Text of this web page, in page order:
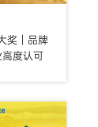
奖｜品牌
度认可